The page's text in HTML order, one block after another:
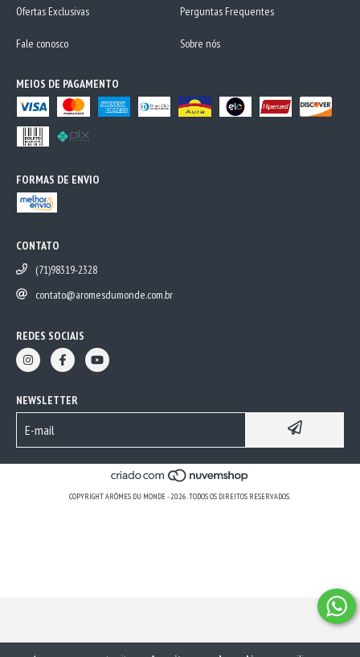
Ofertas Exclusivas Perguntas Frequentes
Fale conosco Sobre nós
MEIOS DE PAGAMENTO
FORMAS DE ENVIO
CONTATO
(71)98319-2328
contato@aromesdumonde.com.br
REDES SOCIAIS
NEWSLETTER
COPYRIGHT ARÔMES DU MONDE - 2026. TODOS OS DIREITOS RESERVADOS.